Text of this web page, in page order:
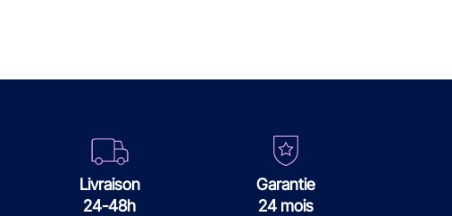
Livraison
24-48h
Garantie
24 mois